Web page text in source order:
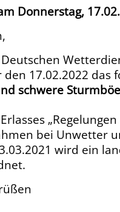
Donnerstag,
den 17.02.2022 das
schwere
bei Unwetter
wird ein